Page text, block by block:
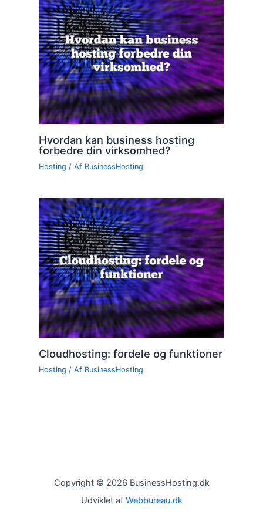
Hvordan kan business hosting
forbedre din virksomhed?
Hosting / Af BusinessHosting
Cloudhosting: fordele og funktioner
Hosting / Af BusinessHosting
Copyright © 2026 BusinessHosting.dk
Udviklet af Webbureau.dk